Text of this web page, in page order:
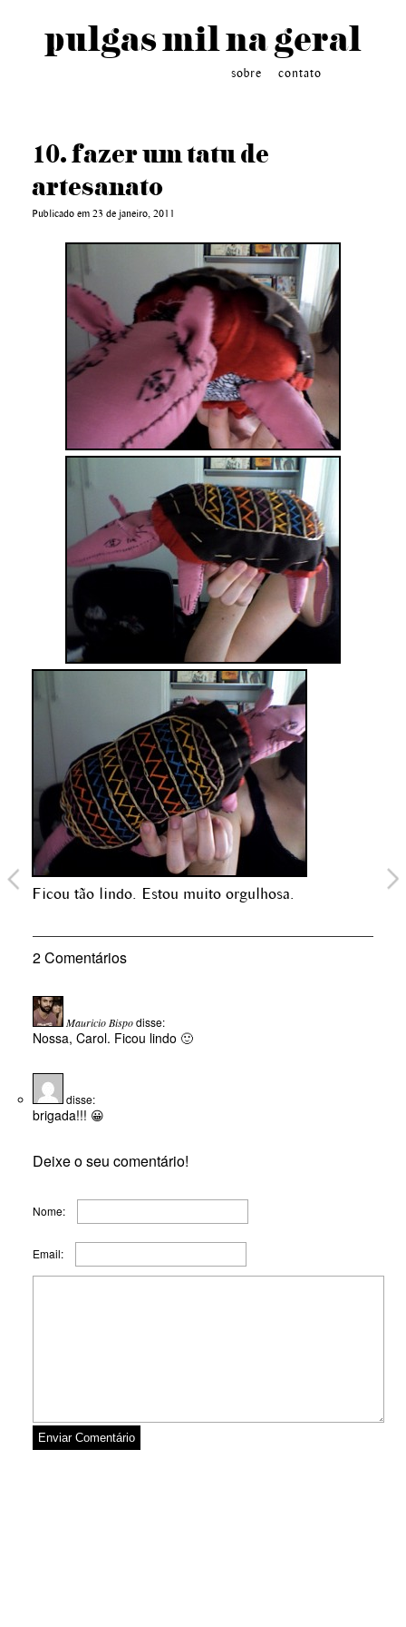
pulgas mil na geral
contato
sobre
10. fazer um tatu de
artesanato
Publicado em 23 de janeiro, 2011
Ficou tão lindo. Estou muito orgulhosa.
2 Comentários
Mauricio Bispodisse:
Nossa, Carol. Ficou lindo 🙂
disse:
brigada!!! 😀
Deixe o seu comentário!
Nome:
Email: